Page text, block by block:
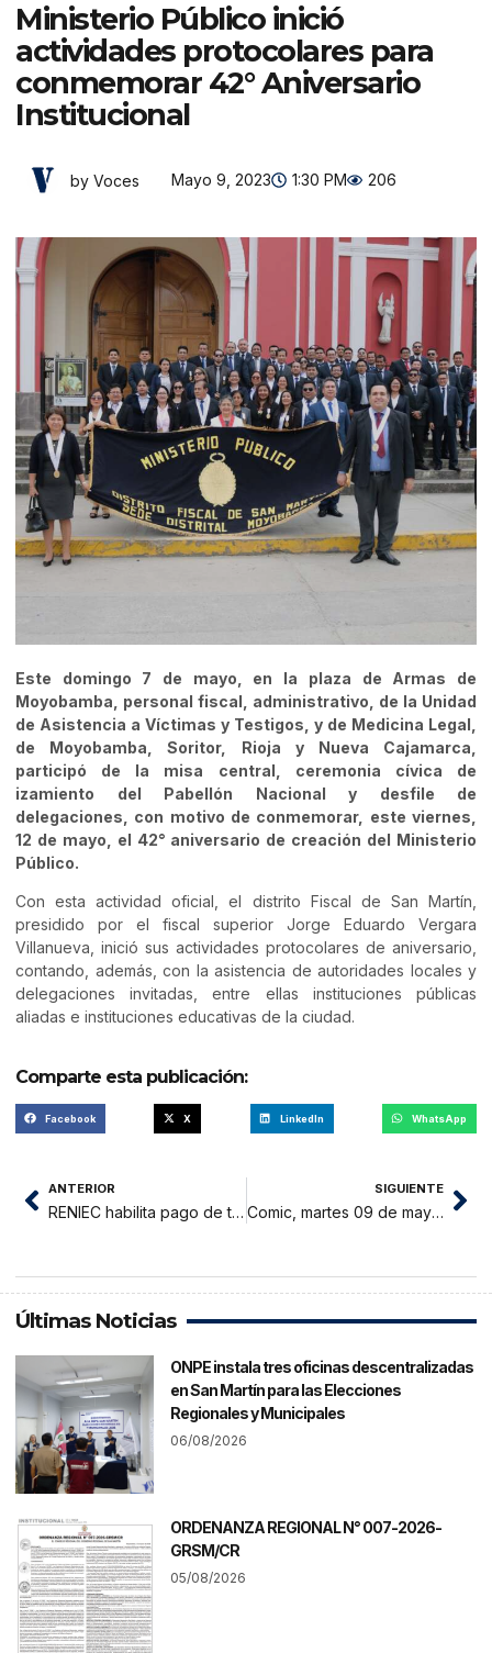
Ministerio Público inició
actividades protocolares para
conmemorar 42° Aniversario
Institucional
by Voces Mayo 9, 2023 1:30 PM 206
Este domingo 7 de mayo, en la plaza de Armas de
Moyobamba, personal fiscal, administrativo, de la Unidad
de Asistencia a Víctimas y Testigos, y de Medicina Legal,
de Moyobamba, Soritor, Rioja y Nueva Cajamarca,
participó de la misa central, ceremonia cívica de
izamiento del Pabellón Nacional y desfile de
delegaciones, con motivo de conmemorar, este viernes,
12 de mayo, el 42° aniversario de creación del Ministerio
Público.
Con esta actividad oficial, el distrito Fiscal de San Martín,
presidido por el fiscal superior Jorge Eduardo Vergara
Villanueva, inició sus actividades protocolares de aniversario,
contando, además, con la asistencia de autoridades locales y
delegaciones invitadas, entre ellas instituciones públicas
aliadas e instituciones educativas de la ciudad.
Comparte esta publicación:
Facebook X LinkedIn WhatsApp
ANTERIOR
RENIEC habilita pago de tasas por yape
SIGUIENTE
Comic, martes 09 de mayo 2023
Últimas Noticias
ONPE instala tres oficinas descentralizadas
en San Martín para las Elecciones
Regionales y Municipales
06/08/2026
ORDENANZA REGIONAL N° 007-2026-
GRSM/CR
05/08/2026